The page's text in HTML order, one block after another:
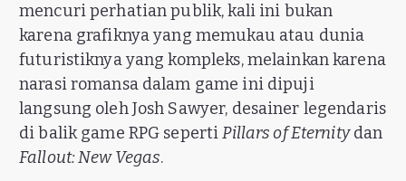
mencuri perhatian publik, kali ini bukan
karena grafiknya yang memukau atau dunia
futuristiknya yang kompleks, melainkan karena
narasi romansa dalam game ini dipuji
langsung oleh Josh Sawyer, desainer legendaris
di balik game RPG sepertiPillars of Eternitydan
Fallout: New Vegas.